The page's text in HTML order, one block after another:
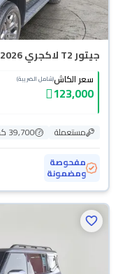
جيتور T2 لاكجري 2026
سعر الكاش(شامل الضريبة)
123,000
مستعملة 39,700 كم
مفحوصة
ومضمونة